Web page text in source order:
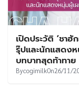
เปิดประวัติ ‘ชา
รุ๊ปและนักแสดงห
บทบาทสุดท้าทาย
BycogimilkOn26/11/